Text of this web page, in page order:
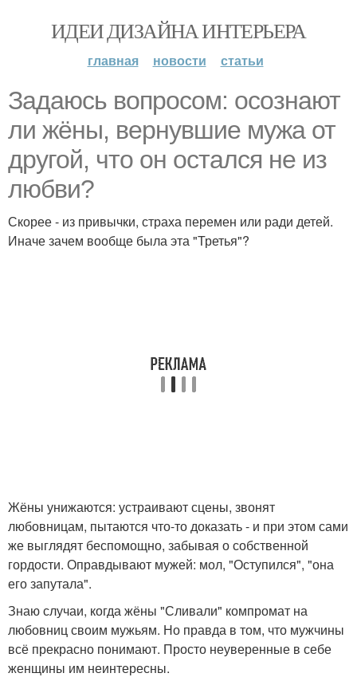
ИДЕИ ДИЗАЙНА ИНТЕРЬЕРА
главная новости статьи
Задаюсь вопросом: осознают
ли жёны, вернувшие мужа от
другой, что он остался не из
любви?
Скорее - из привычки, страха перемен или ради детей.
Иначе зачем вообще была эта "Третья"?
Жёны унижаются: устраивают сцены, звонят
любовницам, пытаются что-то доказать - и при этом сами
же выглядят беспомощно, забывая о собственной
гордости. Оправдывают мужей: мол, "Оступился", "она
его запутала".
Знаю случаи, когда жёны "Сливали" компромат на
любовниц своим мужьям. Но правда в том, что мужчины
всё прекрасно понимают. Просто неуверенные в себе
женщины им неинтересны.